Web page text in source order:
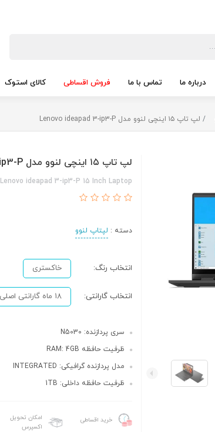
درباره ما تماس با ما فروش اقساطی کالای استوک
لپ تاپ ۱۵ اینچی لنوو مدل Lenovo ideapad 3-ip3-P
لپ تاپ ۱۵ اینچی لنوو مدل Lenovo ideapad 3-ip3-P
Lenovo ideapad 3-ip3-P 15 Inch Laptop
دسته : لپتاپ لنوو
انتخاب رنگ: خاکستری
انتخاب گارانتی: 18 ماه گارانتی اصلی
سری پردازنده: N5030
ظرفیت حافظه RAM: 4GB
مدل پردازنده گرافیکی: INTEGRATED
ظرفیت حافظه داخلی: 1TB
خرید اقساطی
امکان تحویل
اکسپرس